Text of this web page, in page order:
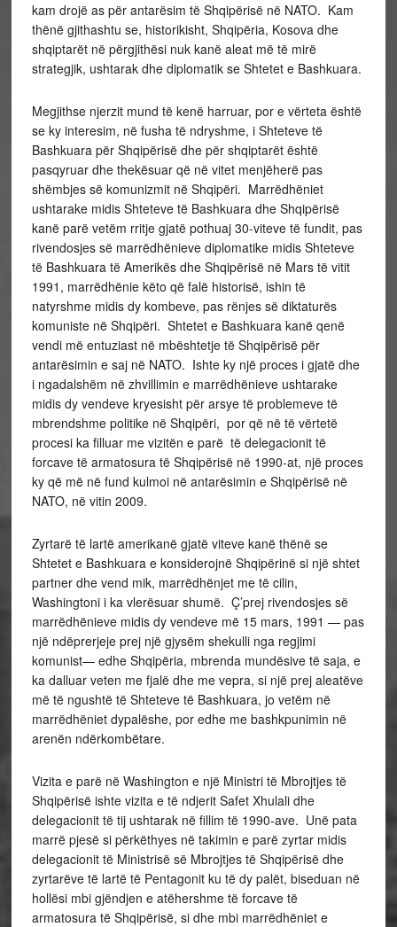
kam drojë as për antarësim të Shqipërisë në NATO. Kam
thënë gjithashtu se, historikisht, Shqipëria, Kosova dhe
shqiptarët në përgjithësi nuk kanë aleat më të mirë
strategjik, ushtarak dhe diplomatik se Shtetet e Bashkuara.
Megjithse njerzit mund të kenë harruar, por e vërteta është
se ky interesim, në fusha të ndryshme, i Shteteve të
Bashkuara për Shqipërisë dhe për shqiptarët është
pasqyruar dhe thekësuar që në vitet menjëherë pas
shëmbjes së komunizmit në Shqipëri. Marrëdhëniet
ushtarake midis Shteteve të Bashkuara dhe Shqipërisë
kanë parë vetëm rritje gjatë pothuaj 30-viteve të fundit, pas
rivendosjes së marrëdhënieve diplomatike midis Shteteve
të Bashkuara të Amerikës dhe Shqipërisë në Mars të vitit
1991, marrëdhënie këto që falë historisë, ishin të
natyrshme midis dy kombeve, pas rënjes së diktaturës
komuniste në Shqipëri. Shtetet e Bashkuara kanë qenë
vendi më entuziast në mbështetje të Shqipërisë për
antarësimin e saj në NATO. Ishte ky një proces i gjatë dhe
i ngadalshëm në zhvillimin e marrëdhënieve ushtarake
midis dy vendeve kryesisht për arsye të problemeve të
mbrendshme politike në Shqipëri, por që në të vërtetë
procesi ka filluar me vizitën e parë të delegacionit të
forcave të armatosura të Shqipërisë në 1990-at, një proces
ky që më në fund kulmoi në antarësimin e Shqipërisë në
NATO, në vitin 2009.
Zyrtarë të lartë amerikanë gjatë viteve kanë thënë se
Shtetet e Bashkuara e konsiderojnë Shqipërinë si një shtet
partner dhe vend mik, marrëdhënjet me të cilin,
Washingtoni i ka vlerësuar shumë. Ç’prej rivendosjes së
marrëdhënieve midis dy vendeve më 15 mars, 1991 — pas
një ndëprerjeje prej një gjysëm shekulli nga regjimi
komunist— edhe Shqipëria, mbrenda mundësive të saja, e
ka dalluar veten me fjalë dhe me vepra, si një prej aleatëve
më të ngushtë të Shteteve të Bashkuara, jo vetëm në
marrëdhëniet dypalëshe, por edhe me bashkpunimin në
arenën ndërkombëtare.
Vizita e parë në Washington e një Ministri të Mbrojtjes të
Shqipërisë ishte vizita e të ndjerit Safet Xhulali dhe
delegacionit të tij ushtarak në fillim të 1990-ave. Unë pata
marrë pjesë si përkëthyes në takimin e parë zyrtar midis
delegacionit të Ministrisë së Mbrojtjes të Shqipërisë dhe
zyrtarëve të lartë të Pentagonit ku të dy palët, biseduan në
hollësi mbi gjëndjen e atëhershme të forcave të
armatosura të Shqipërisë, si dhe mbi marrëdhëniet e